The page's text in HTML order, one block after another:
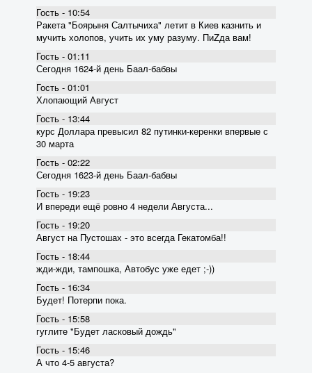
Гость - 10:54
Ракета "Боярыня Салтычиха" летит в Киев казнить и
мучить холопов, учить их уму разуму. ПиZда вам!
Гость - 01:11
Сегодня 1624-й день Баал-бабвы
Гость - 01:01
Хлопающий Август
Гость - 13:44
курс Доллара превысил 82 пyтинки-керенки впервые с
30 марта
Гость - 02:22
Сегодня 1623-й день Баал-бабвы
Гость - 19:23
И впереди ещё ровно 4 недели Августа...
Гость - 19:20
Август на Пустошах - это всегда Гекатомба!!
Гость - 18:44
жди-жди, тампошка, Автобус уже едет ;-))
Гость - 16:34
Будет! Потерпи пока.
Гость - 15:58
гуглите "Будет ласковый дождь"
Гость - 15:46
А что 4-5 августа?